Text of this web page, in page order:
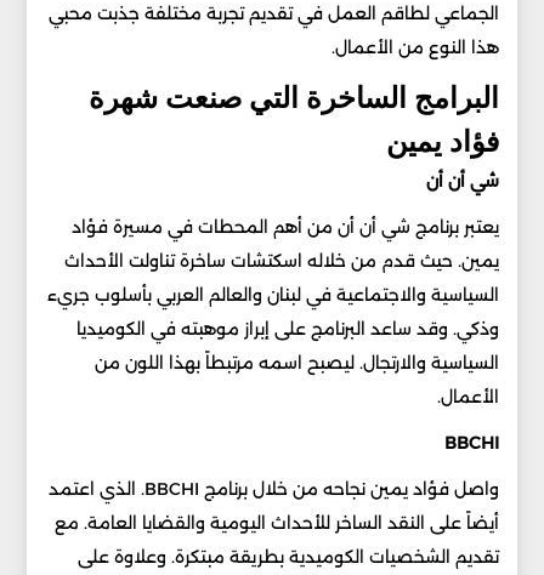
الجماعي لطاقم العمل في تقديم تجربة مختلفة جذبت محبي
هذا النوع من الأعمال.
البرامج الساخرة التي صنعت شهرة
فؤاد يمين
شي أن أن
يعتبر برنامج شي أن أن من أهم المحطات في مسيرة فؤاد
يمين. حيث قدم من خلاله اسكتشات ساخرة تناولت الأحداث
السياسية والاجتماعية في لبنان والعالم العربي بأسلوب جريء
وذكي. وقد ساعد البرنامج على إبراز موهبته في الكوميديا
السياسية والارتجال. ليصبح اسمه مرتبطاً بهذا اللون من
الأعمال.
BBCHI
واصل فؤاد يمين نجاحه من خلال برنامج BBCHI. الذي اعتمد
أيضاً على النقد الساخر للأحداث اليومية والقضايا العامة. مع
تقديم الشخصيات الكوميدية بطريقة مبتكرة. وعلاوة على